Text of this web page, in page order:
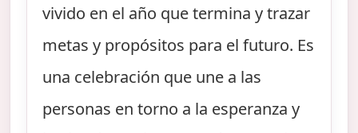
vivido en el año que termina y trazar
metas y propósitos para el futuro. Es
una celebración que une a las
personas en torno a la esperanza y